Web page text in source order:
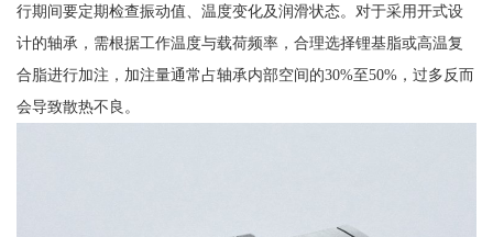
行期间要定期检查振动值、温度变化及润滑状态。对于采用开式设
计的轴承，需根据工作温度与载荷频率，合理选择锂基脂或高温复
合脂进行加注，加注量通常占轴承内部空间的30%至50%，过多反而
会导致散热不良。